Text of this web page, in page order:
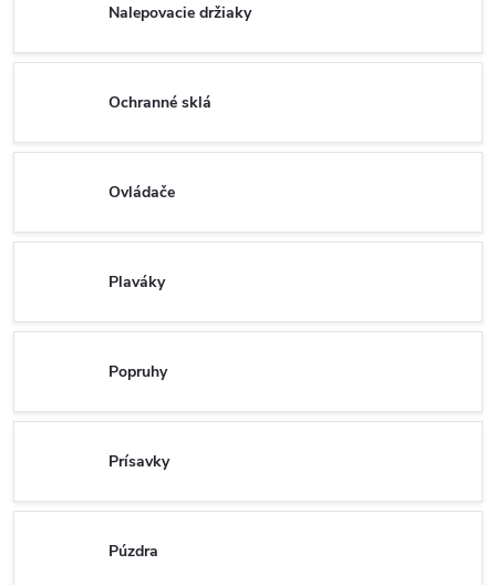
Nalepovacie držiaky
Ochranné sklá
Ovládače
Plaváky
Popruhy
Prísavky
Púzdra